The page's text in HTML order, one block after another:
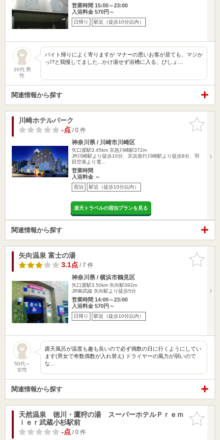
営業時間 15:00～23:00
入浴料金 570円～
日帰り 駅近（徒歩10分以内）
20代 男
性
バイト帰りによく寄りますが マナーの悪いお客が居ても、マジか
っ!?と我慢してました...かけ湯せず浴槽に入る、びしょ…
関連情報から探す
お気に入
りに追加
川崎ホテルパーク
-点/ 0 件
神奈川県 / 川崎市川崎区
矢口渡駅3.45km 京急川崎駅372m
JR川崎駅より徒歩10分、京浜急行川崎駅より徒歩8分、羽
田空港より電…
営業時間
入浴料金 ～
宿泊 駅近（徒歩10分以内）
楽天トラベルの宿泊プランを見る
関連情報から探す
お気に入
りに追加
矢向温泉 富士の湯
3.1点/ 7 件
神奈川県 / 横浜市鶴見区
矢口渡駅3.50km 矢向駅392m
JR南武線 矢向駅より徒歩5分
営業時間 14:00～23:00
入浴料金 570円～
日帰り 駅近（徒歩10分以内）
50代～
女性
露天風呂が温度も趣も良いので必ず偶数の日に行くようにしてい
ます(男女で奇数偶数が入れ替え) ドライヤーの風力が弱いので
な…
関連情報から探す
お気に入
りに追加
天然温泉 徳川・鷹狩の湯 スーパーホテルＰｒｅｍ
ｉｅｒ武蔵小杉駅前
-点/ 0 件